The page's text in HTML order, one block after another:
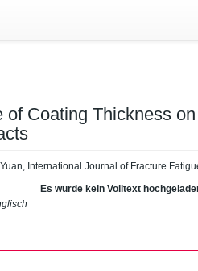
of Coating Thickness
International Journal of Fracture
Es wurde kein Volltext